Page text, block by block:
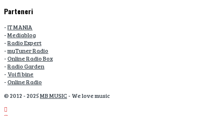
Parteneri
-IT MANIA
-Mediablog
-Radio Expert
-myTuner Radio
-Online Radio Box
-Radio Garden
- Voi fi bine
-Online Radio
© 2012 - 2025MB MUSIC- We love music